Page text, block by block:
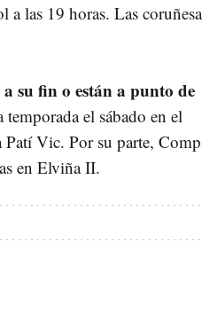
a las 19 horas. Las
su fin o están a punto de
el sábado en el
Vic. Por su parte,
en Elviña II.